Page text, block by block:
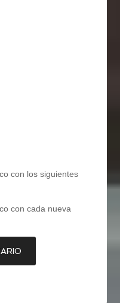
con los siguientes
con cada nueva